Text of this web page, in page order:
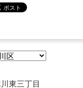
東三丁目